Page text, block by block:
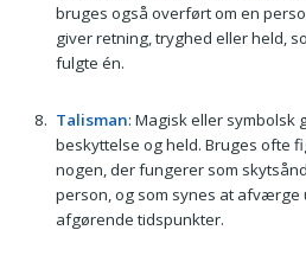
bruges også overført om en
giver retning, tryghed eller held,
fulgte én.
Talisman: Magisk eller symbolsk
beskyttelse og held. Bruges ofte
nogen, der fungerer som
person, og som synes at afværge
afgørende tidspunkter.